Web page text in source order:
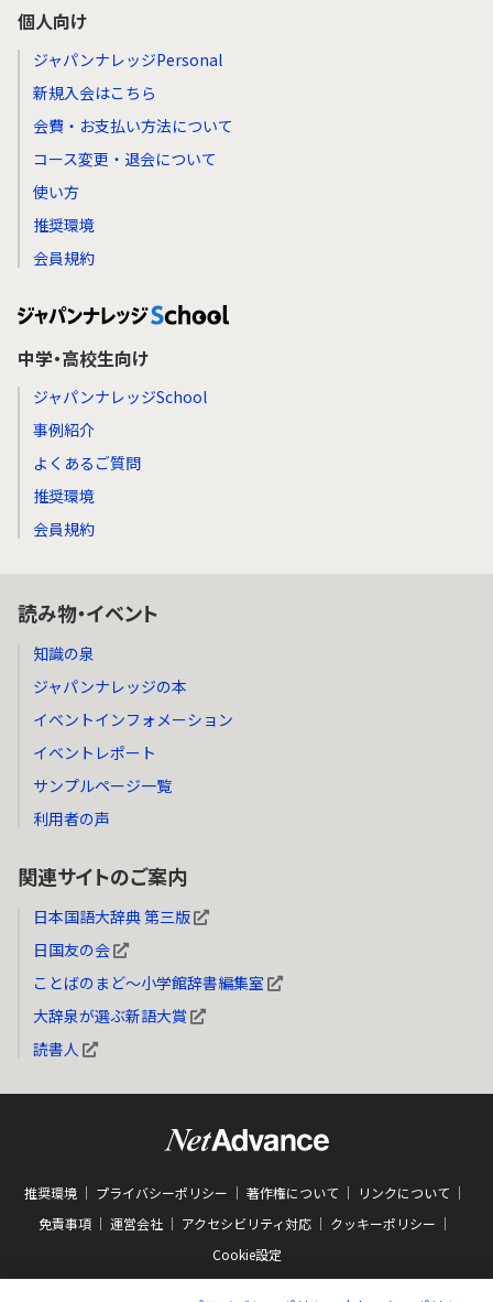
個人向け
ジャパンナレッジPersonal
新規入会はこちら
会費・お支払い方法について
コース変更・退会について
使い方
推奨環境
会員規約
中学・高校生向け
ジャパンナレッジSchool
事例紹介
よくあるご質問
推奨環境
会員規約
読み物・イベント
知識の泉
ジャパンナレッジの本
イベントインフォメーション
イベントレポート
サンプルページ一覧
利用者の声
関連サイトのご案内
日本国語大辞典 第三版
日国友の会
ことばのまど～小学館辞書編集室
大辞泉が選ぶ新語大賞
読書人
推奨環境 プライバシーポリシー 著作権について
リンクについて
免責事項
運営会社 アクセシビリティ対応
クッキーポリシー
Cookie設定